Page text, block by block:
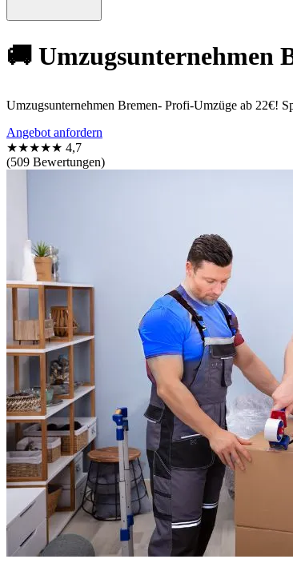
🚚 Umzugsunternehmen
Umzugsunternehmen Bremen- Profi-Umzüge ab 22€!
Angebot anfordern
★★★★★ 4,7
(509 Bewertungen)